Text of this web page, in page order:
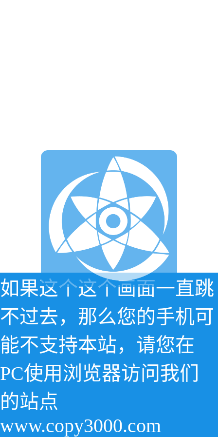
如果这个这个画面一直跳
不过去，那么您的手机可
能不支持本站，请您在
PC使用浏览器访问我们
的站点
www.copy3000.com